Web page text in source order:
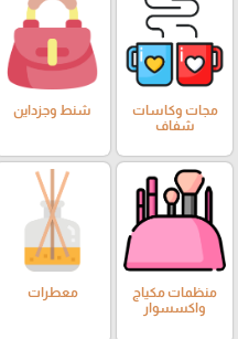
مجات وكاسات
شفاف
شنط وجزداين
منظمات مكياج
واكسسوار
معطرات